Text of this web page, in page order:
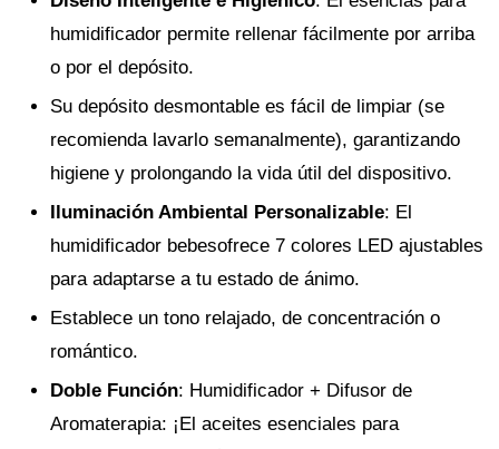
humidificador permite rellenar fácilmente por arriba
o por el depósito.
Su depósito desmontable es fácil de limpiar (se
recomienda lavarlo semanalmente), garantizando
higiene y prolongando la vida útil del dispositivo.
Iluminación Ambiental Personalizable: El
humidificador bebesofrece 7 colores LED ajustables
para adaptarse a tu estado de ánimo.
Establece un tono relajado, de concentración o
romántico.
Doble Función: Humidificador + Difusor de
Aromaterapia: ¡El aceites esenciales para